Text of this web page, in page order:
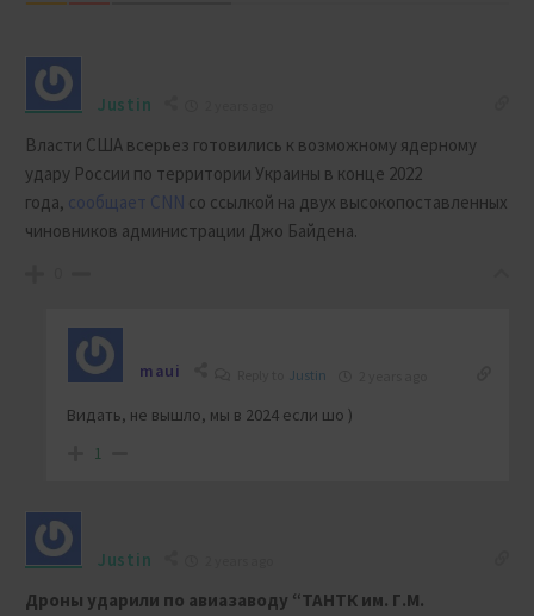
Justin
Власти США всерьез готовились к возможному ядерному
удару России по территории Украины в конце 2022
года, сообщает CNN со ссылкой на двух высокопоставленных
чиновников администрации Джо Байдена.
maui Justin
Видать, не вышло, мы в 2024 если шо )
1
Justin
Дроны ударили по авиазаводу “ТАНТК им. Г.М.